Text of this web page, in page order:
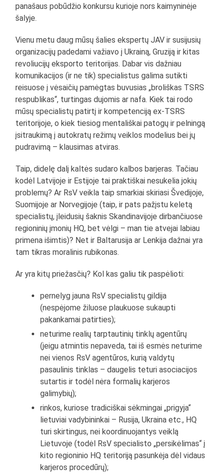
panašaus pobūdžio konkursu kurioje nors kaimyninėje
šalyje.
Vienu metu daug mūsų šalies ekspertų JAV ir susijusių
organizacijų padedami važiavo į Ukrainą, Gruziją ir kitas
revoliucijų eksporto teritorijas. Dabar vis dažniau
komunikacijos (ir ne tik) specialistus galima sutikti
reisuose į vėsaičių pamėgtas buvusias „broliškas TSRS
respublikas“, turtingas dujomis ar nafa. Kiek tai rodo
mūsų specialistų patirtį ir kompetenciją ex-TSRS
teritorijoje, o kiek tiesiog mentališkai patogų ir pelningą
įsitraukimą į autokratų režimų veiklos modelius bei jų
pudravimą – klausimas atviras.
Taip, didelę dalį kaltės sudaro kalbos barjeras. Tačiau
kodėl Latvijoje ir Estijoje tai praktiškai nesukelia jokių
problemų? Ar RsV veikla taip smarkiai skiriasi Švedijoje,
Suomijoje ar Norvegijoje (taip, ir pats pažįstu keletą
specialistų, įleidusių šaknis Skandinavijoje dirbančiuose
regioninių įmonių HQ, bet vėlgi – man tie atvejai labiau
primena išimtis)? Net ir Baltarusija ar Lenkija dažnai yra
tam tikras moralinis rubikonas.
Ar yra kitų priežasčių? Kol kas galiu tik paspėlioti:
pernelyg jauna RsV specialistų gildija
(nespėjome žiluose plaukuose sukaupti
pakankamai patirties);
neturime realių tarptautinių tinklų agentūrų
(jeigu atmintis nepaveda, tai iš esmės neturime
nei vienos RsV agentūros, kurią valdytų
pasaulinis tinklas – daugelis teturi asociacijos
sutartis ir todėl nėra formalių karjeros
galimybių);
rinkos, kuriose tradiciškai sėkmingai „prigyja“
lietuviai vadybininkai – Rusija, Ukraina etc., HQ
turi skirtingus, nei koordinuojantys veiklą
Lietuvoje (todėl RsV specialisto „persikėlimas“ į
kito regioninio HQ teritoriją pasunkėja dėl vidaus
karjeros procedūrų);